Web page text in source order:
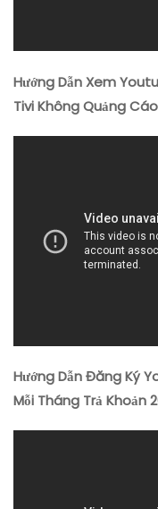
Hướng Dẫn Xem
Tivi Không Quảng Cáo
Hướng Dẫn Đăng Ký
Mỗi Tháng Trả Khoản